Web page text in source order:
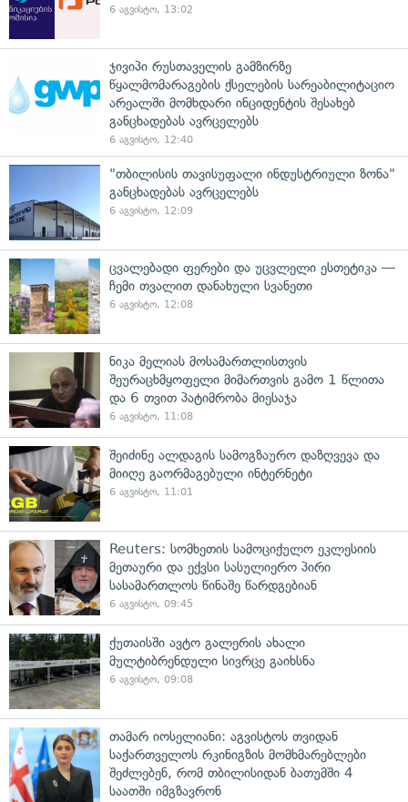
6 აგვისტო, 13:02
ჯივიპი რუსთაველის გამზირზე
წყალმომარაგების ქსელების სარეაბილიტაციო
არეალში მომხდარი ინციდენტის შესახებ
განცხადებას ავრცელებს
6 აგვისტო, 12:40
"თბილისის თავისუფალი ინდუსტრიული ზონა"
განცხადებას ავრცელებს
6 აგვისტო, 12:09
ცვალებადი ფერები და უცვლელი ესთეტიკა —
ჩემი თვალით დანახული სვანეთი
6 აგვისტო, 12:08
ნიკა მელიას მოსამართლისთვის
შეურაცხმყოფელი მიმართვის გამო 1 წლითა
და 6 თვით პატიმრობა მიესაჯა
6 აგვისტო, 11:08
შეიძინე ალდაგის სამოგზაურო დაზღვევა და
მიიღე გაორმაგებული ინტერნეტი
6 აგვისტო, 11:01
Reuters: სომხეთის სამოციქულო ეკლესიის
მეთაური და ექვსი სასულიერო პირი
სასამართლოს წინაშე წარდგებიან
6 აგვისტო, 09:45
ქუთაისში ავტო გალერის ახალი
მულტიბრენდული სივრცე გაიხსნა
6 აგვისტო, 09:08
თამარ იოსელიანი: აგვისტოს თვიდან
საქართველოს რკინიგზის მომხმარებლები
შეძლებენ, რომ თბილისიდან ბათუმში 4
საათში იმგზავრონ